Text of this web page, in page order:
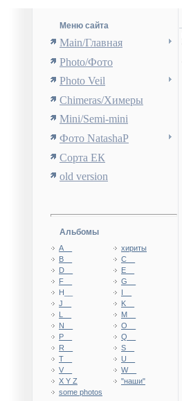
Меню сайта
Main/Главная
Photo/Фото
Photo Veil
Chimeras/Химеры
Mini/Semi-mini
Фото NatashaP
Сорта ЕК
old version
Альбомы
A__
хириты
B__
C__
D__
E__
F__
G__
H__
I__
J__
K__
L__
M__
N__
O__
P__
Q__
R__
S__
T__
U__
V__
W__
X Y Z
"наши"
some photos